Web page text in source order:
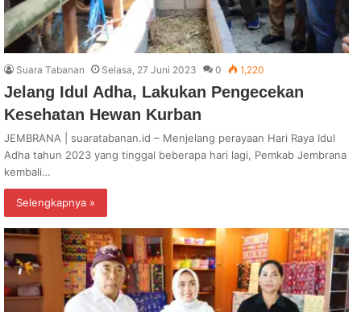
Suara Tabanan Selasa, 27 Juni 2023 0 1,220
Jelang Idul Adha, Lakukan Pengecekan
Kesehatan Hewan Kurban
JEMBRANA | suaratabanan.id – Menjelang perayaan Hari Raya Idul
Adha tahun 2023 yang tinggal beberapa hari lagi, Pemkab Jembrana
kembali…
Selengkapnya »